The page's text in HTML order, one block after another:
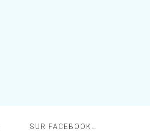
SUR FACEBOOK…